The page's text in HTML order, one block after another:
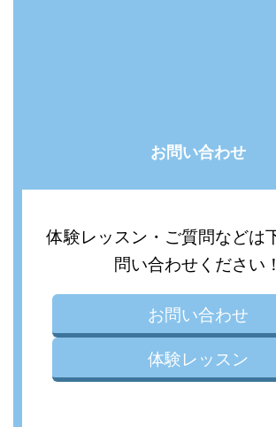
お問い合わせ
体験レッスン・ご質問などは
問い合わせください！
お問い合わせ
体験レッスン